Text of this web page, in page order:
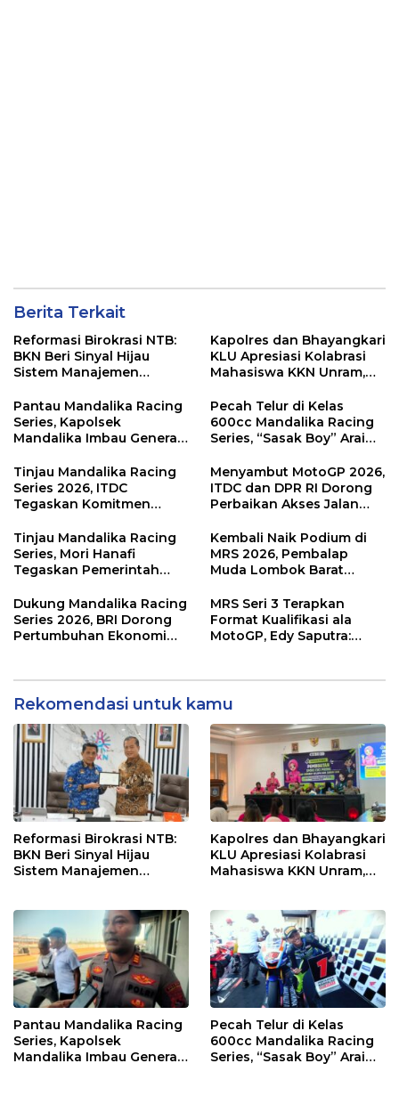
Berita Terkait
Reformasi Birokrasi NTB:
BKN Beri Sinyal Hijau
Sistem Manajemen
Kapolres dan Bhayangkari
KLU Apresiasi Kolabrasi
Mahasiswa KKN Unram,
Sampah Jadi Rupiah
Pantau Mandalika Racing
Series, Kapolsek
Mandalika Imbau Generasi
Sirkuit, Bukan Jalan Raya
Pecah Telur di Kelas
600cc Mandalika Racing
Series, “Sasak Boy” Arai
Kemenangan
Tinjau Mandalika Racing
Series 2026, ITDC
Tegaskan Komitmen
Dampak Ekonomi
Kawasan
Menyambut MotoGP 2026,
ITDC dan DPR RI Dorong
Perbaikan Akses Jalan
di KEK Mandalika
Tinjau Mandalika Racing
Series, Mori Hanafi
Tegaskan Pemerintah
NTB
Kembali Naik Podium di
MRS 2026, Pembalap
Muda Lombok Barat
Menuju Tingkat Asia
Dukung Mandalika Racing
Series 2026, BRI Dorong
Pertumbuhan Ekonomi
MRS Seri 3 Terapkan
Format Kualifikasi ala
MotoGP, Edy Saputra:
Rekomendasi untuk kamu
Reformasi Birokrasi NTB:
BKN Beri Sinyal Hijau
Sistem Manajemen
Kapolres dan Bhayangkari
KLU Apresiasi Kolabrasi
Mahasiswa KKN Unram,
Pantau Mandalika Racing
Series, Kapolsek
Mandalika Imbau Generasi
Pecah Telur di Kelas
600cc Mandalika Racing
Series, “Sasak Boy” Arai